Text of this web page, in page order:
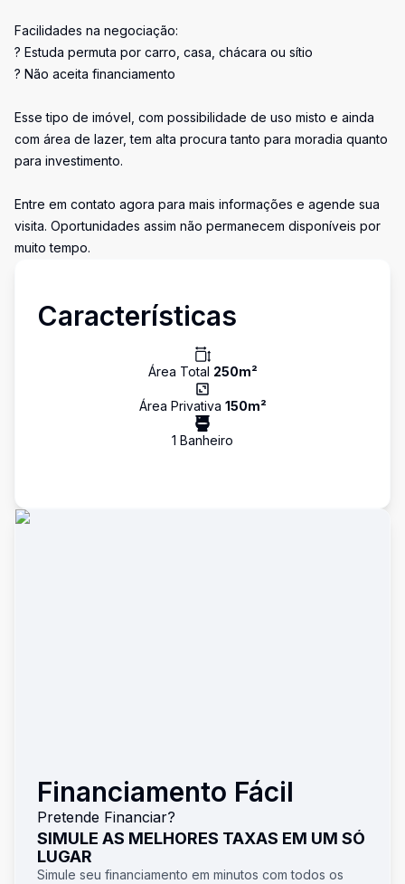
Facilidades na negociação:
? Estuda permuta por carro, casa, chácara ou sítio
? Não aceita financiamento
Esse tipo de imóvel, com possibilidade de uso misto e ainda
com área de lazer, tem alta procura tanto para moradia quanto
para investimento.
Entre em contato agora para mais informações e agende sua
visita. Oportunidades assim não permanecem disponíveis por
muito tempo.
Características
Área Total 250m²
Área Privativa 150m²
1 Banheiro
Financiamento Fácil
Pretende Financiar?
SIMULE AS MELHORES TAXAS EM UM SÓ
LUGAR
Simule seu financiamento em minutos com todos os